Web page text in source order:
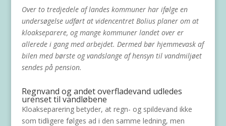
Over to tredjedele af landes kommuner har ifølge en
undersøgelse udført at videncentret Bolius planer om at
kloakseparere, og mange kommuner landet over er
allerede i gang med arbejdet. Dermed bør hjemmevask af
bilen med børste og vandslange af hensyn til vandmiljøet
sendes på pension.
Regnvand og andet overfladevand udledes
urenset til vandløbene
Kloakseparering betyder, at regn- og spildevand ikke
som tidligere følges ad i den samme ledning, men